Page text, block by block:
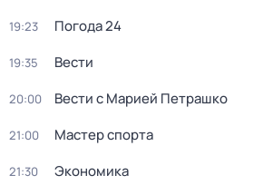
19:23 Погода 24
19:35 Вести
20:00 Вести с Марией Петрашко
21:00 Мастер спорта
21:30 Экономика